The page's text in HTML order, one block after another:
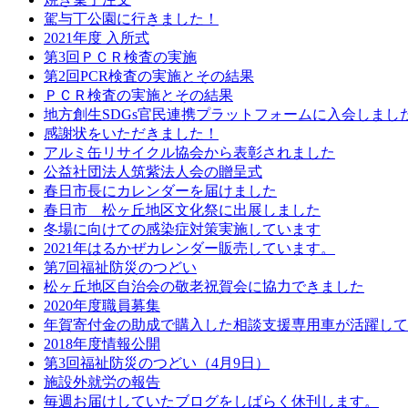
駕与丁公園に行きました！
2021年度 入所式
第3回ＰＣＲ検査の実施
第2回PCR検査の実施とその結果
ＰＣＲ検査の実施とその結果
地方創生SDGs官民連携プラットフォームに入会しまし
感謝状をいただきました！
アルミ缶リサイクル協会から表彰されました
公益社団法人筑紫法人会の贈呈式
春日市長にカレンダーを届けました
春日市 松ヶ丘地区文化祭に出展しました
冬場に向けての感染症対策実施しています
2021年はるかぜカレンダー販売しています。
第7回福祉防災のつどい
松ヶ丘地区自治会の敬老祝賀会に協力できました
2020年度職員募集
年賀寄付金の助成で購入した相談支援専用車が活躍し
2018年度情報公開
第3回福祉防災のつどい（4月9日）
施設外就労の報告
毎週お届けしていたブログをしばらく休刊します。